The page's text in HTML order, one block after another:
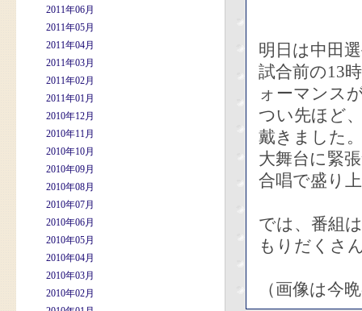
2011年06月
2011年05月
2011年04月
2011年03月
2011年02月
2011年01月
2010年12月
2010年11月
2010年10月
2010年09月
2010年08月
2010年07月
2010年06月
2010年05月
2010年04月
2010年03月
2010年02月
明日は中田
試合前の13
ォーマンス
つい先ほど
戴きました
大舞台に緊
合唱で盛り
では、番組
もりだくさ
（画像は今